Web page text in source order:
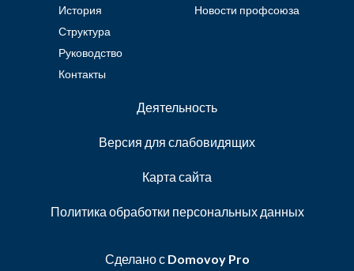
История
Структура
Руководство
Контакты
Новости профсоюза
Деятельность
Версия для слабовидящих
Карта сайта
Политика обработки персональных данных
Сделано с Domovoy Pro